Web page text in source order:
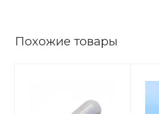
Похожие товары